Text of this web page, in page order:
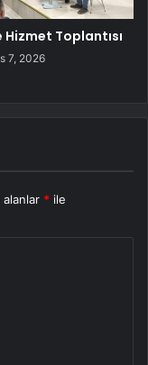
Hizmet Toplantısı
7, 2026
* ile